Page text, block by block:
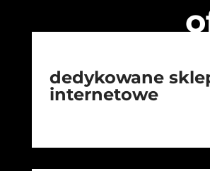
dedykowane
internetowe